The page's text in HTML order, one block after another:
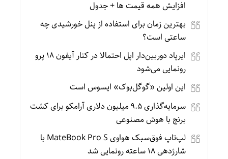
افزایش همه قیمت ها + جدول
بهترین زمان برای استفاده از پنل خورشیدی چه
ساعتی است؟
ایرپاد دوربین‌دار اپل احتمالا در کنار آیفون ۱۸ پرو
رونمایی می‌شود
این اولین «گوگل‌بوک» ایسوس است
سرمایه‌گذاری ۹.۵ میلیون دلاری آرامکو برای کشت
برنج با هوش مصنوعی
لپ‌تاپ فوق‌سبک هواوی MateBook Pro S با
شارژدهی ۱۸ ساعته رونمایی شد